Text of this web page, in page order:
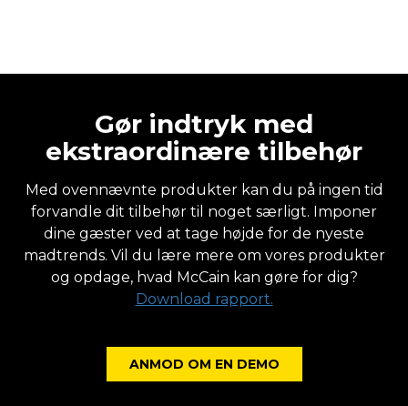
Gør indtryk med
ekstraordinære tilbehør
Med ovennævnte produkter kan du på ingen tid
forvandle dit tilbehør til noget særligt. Imponer
dine gæster ved at tage højde for de nyeste
madtrends. Vil du lære mere om vores produkter
og opdage, hvad McCain kan gøre for dig?
Download rapport.
ANMOD OM EN DEMO